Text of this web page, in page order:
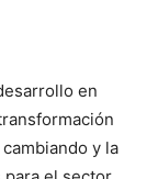
en
y la